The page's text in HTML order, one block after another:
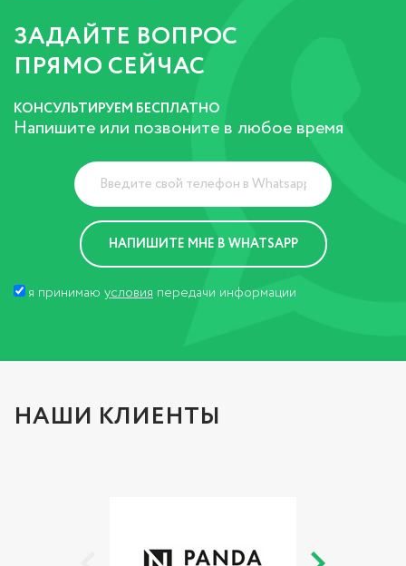
ЗАДАЙТЕ ВОПРОС
ПРЯМО СЕЙЧАС
КОНСУЛЬТИРУЕМ БЕСПЛАТНО
Напишите или позвоните в любое время
я принимаю условия передачи информации
НАШИ КЛИЕНТЫ